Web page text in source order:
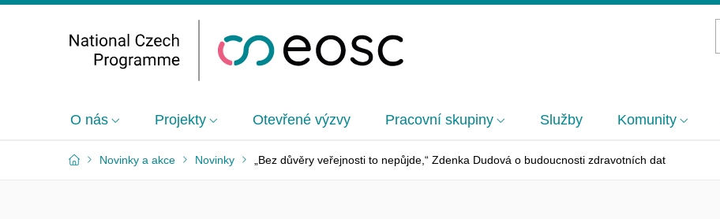
O nás Projekty Otevřené výzvy Pracovní skupiny Služby Komunity
Novinky a akce Novinky „Bez důvěry veřejnosti to nepůjde,“ Zdenka Dudová o budoucnosti zdravotních dat